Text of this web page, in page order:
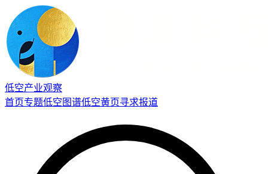
低空产业观察
首页专题低空图谱低空黄页寻求报道